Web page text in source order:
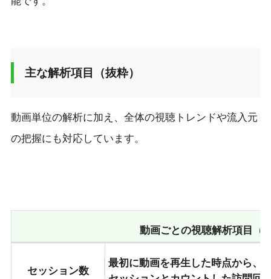
主な解析項目（抜粋）
動画単位の解析に加え、全体の視聴トレンドや流入元
の把握にも対応しています。
動画ごとの視聴解析項目（
セッション数
最初に動画を再生した時点から、